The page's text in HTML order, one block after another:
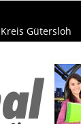
Kreis Gütersloh